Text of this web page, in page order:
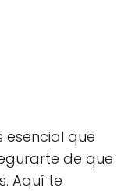
esencial que
de que
Aquí te